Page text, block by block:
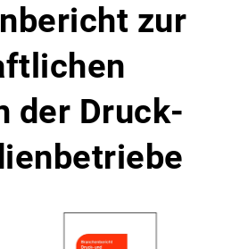
zur
der Druck-